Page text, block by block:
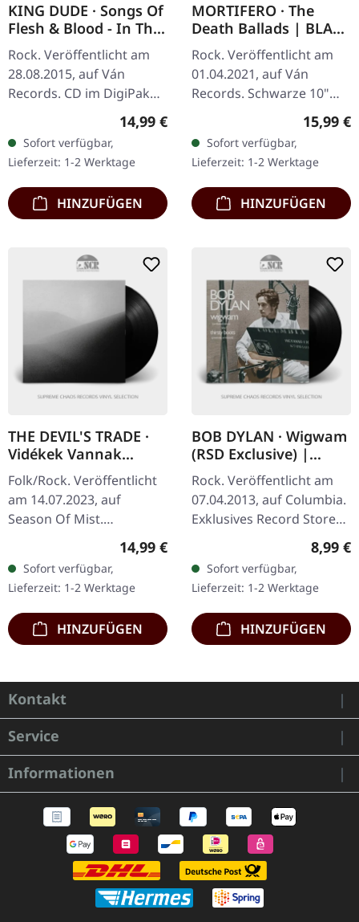
KING DUDE · Songs Of
Flesh & Blood - In The
Key Of Light | DIGI
Rock. Veröffentlicht am
28.08.2015, auf Ván
Records. CD im DigiPak
mit Poster. King Dude
liefert mit "Songs Of Flesh
& Blood - In The Key Of
Light"…
Regulärer Preis:
14,99 €
Sofort verfügbar,
Lieferzeit: 1-2 Werktage
HINZUFÜGEN
MORTIFERO · The
Death Ballads | BLACK
10" MLP
Rock. Veröffentlicht am
01.04.2021, auf Ván
Records. Schwarze 10"
Download-Card, limitiert
auf 580
handnummerierte
Exemplare.
15,99 €
Sofort verfügbar,
Lieferzeit: 1-2 Werktage
HINZUFÜGEN
THE DEVIL'S TRADE ·
Vidékek Vannak
Idebenn | BLACK LP
Folk/Rock. Veröffentlicht
am 14.07.2023, auf
Season Of Mist.
Schwarzes Vinyl im
Gatefold-Cover mit Insert.
The Devil's Trade liefert
mit „Vidékek…
Regulärer Preis:
14,99 €
Sofort verfügbar,
Lieferzeit: 1-2 Werktage
HINZUFÜGEN
BOB DYLAN · Wigwam
(RSD Exclusive) |
BLACK 7"
Rock. Veröffentlicht am
07.04.2013, auf Columbia.
Exklusives Record Store
"Wigwam" bietet einen
eindrucksvollen…
8,99 €
Sofort verfügbar,
Lieferzeit: 1-2 Werktage
HINZUFÜGEN
Kontakt
Service
Informationen